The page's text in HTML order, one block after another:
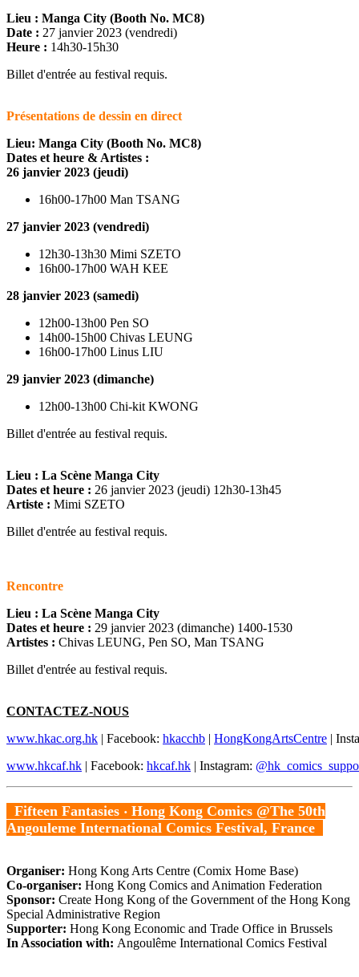
Lieu : Manga City (Booth No. MC8)
Date : 27 janvier 2023 (vendredi)
Heure : 14h30-15h30
Billet d'entrée au festival requis.
Présentations de dessin en direct
Lieu: Manga City (Booth No. MC8)
Dates et heure & Artistes :
26 janvier 2023 (jeudi)
16h00-17h00 Man TSANG
27 janvier 2023 (vendredi)
12h30-13h30 Mimi SZETO
16h00-17h00 WAH KEE
28 janvier 2023 (samedi)
12h00-13h00 Pen SO
14h00-15h00 Chivas LEUNG
16h00-17h00 Linus LIU
29 janvier 2023 (dimanche)
12h00-13h00 Chi-kit KWONG
Billet d'entrée au festival requis.
Lieu : La Scène Manga City
Dates et heure : 26 janvier 2023 (jeudi) 12h30-13h45
Artiste : Mimi SZETO
Billet d'entrée au festival requis.
Rencontre
Lieu : La Scène Manga City
Dates et heure : 29 janvier 2023 (dimanche) 1400-1530
Artistes : Chivas LEUNG, Pen SO, Man TSANG
Billet d'entrée au festival requis.
CONTACTEZ-NOUS
www.hkac.org.hk | Facebook: hkacchb | HongKongArtsCentre |
www.hkcaf.hk | Facebook: hkcaf.hk | Instagram:
Fifteen Fantasies ‧ Hong Kong Comics @The 50th
Angouleme International Comics Festival, France
Organiser: Hong Kong Arts Centre (Comix Home Base)
Co-organiser: Hong Kong Comics and Animation Federation
Sponsor: Create Hong Kong of the Government of the Hong Kong
Special Administrative Region
Supporter: Hong Kong Economic and Trade Office in Brussels
In Association with: Angoulême International Comics Festival